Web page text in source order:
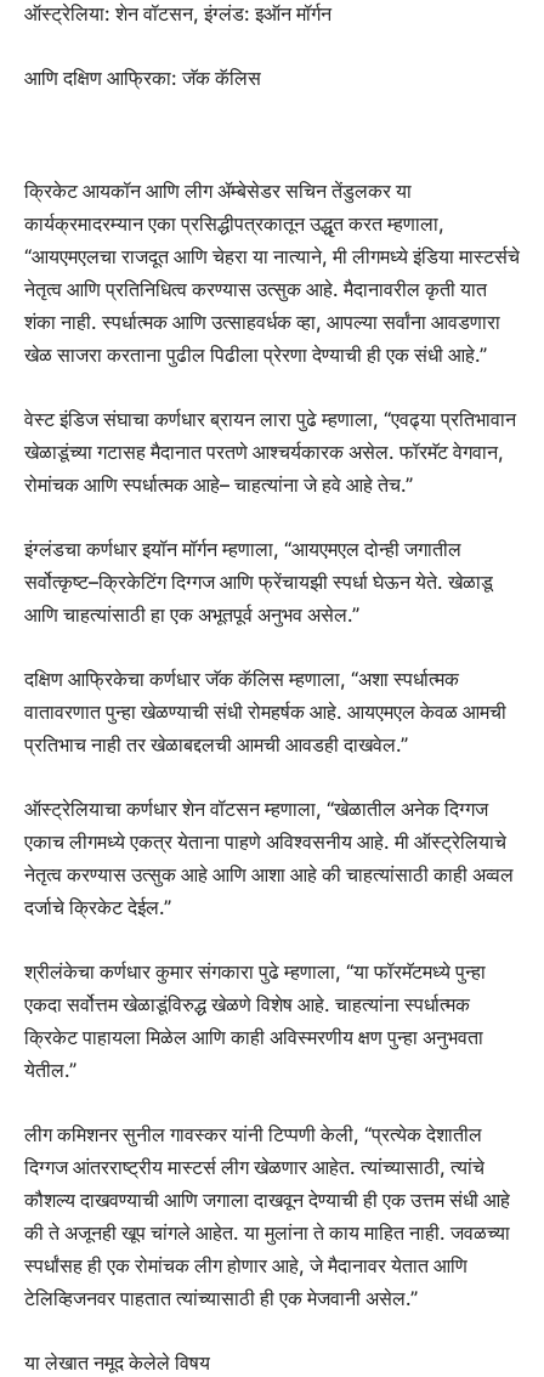
ऑस्ट्रेलिया: शेन वॉटसन, इंग्लंड: इऑन मॉर्गन
आणि दक्षिण आफ्रिका: जॅक कॅलिस
क्रिकेट आयकॉन आणि लीग ॲम्बेसेडर सचिन तेंडुलकर या
कार्यक्रमादरम्यान एका प्रसिद्धीपत्रकातून उद्धृत करत म्हणाला,
“आयएमएलचा राजदूत आणि चेहरा या नात्याने, मी लीगमध्ये इंडिया मास्टर्सचे
नेतृत्व आणि प्रतिनिधित्व करण्यास उत्सुक आहे. मैदानावरील कृती यात
शंका नाही. स्पर्धात्मक आणि उत्साहवर्धक व्हा, आपल्या सर्वांना आवडणारा
खेळ साजरा करताना पुढील पिढीला प्रेरणा देण्याची ही एक संधी आहे.”
वेस्ट इंडिज संघाचा कर्णधार ब्रायन लारा पुढे म्हणाला, “एवढ्या प्रतिभावान
खेळाडूंच्या गटासह मैदानात परतणे आश्चर्यकारक असेल. फॉरमॅट वेगवान,
रोमांचक आणि स्पर्धात्मक आहे– चाहत्यांना जे हवे आहे तेच.”
इंग्लंडचा कर्णधार इयॉन मॉर्गन म्हणाला, “आयएमएल दोन्ही जगातील
सर्वोत्कृष्ट–क्रिकेटिंग दिग्गज आणि फ्रेंचायझी स्पर्धा घेऊन येते. खेळाडू
आणि चाहत्यांसाठी हा एक अभूतपूर्व अनुभव असेल.”
दक्षिण आफ्रिकेचा कर्णधार जॅक कॅलिस म्हणाला, “अशा स्पर्धात्मक
वातावरणात पुन्हा खेळण्याची संधी रोमहर्षक आहे. आयएमएल केवळ आमची
प्रतिभाच नाही तर खेळाबद्दलची आमची आवडही दाखवेल.”
ऑस्ट्रेलियाचा कर्णधार शेन वॉटसन म्हणाला, “खेळातील अनेक दिग्गज
एकाच लीगमध्ये एकत्र येताना पाहणे अविश्वसनीय आहे. मी ऑस्ट्रेलियाचे
नेतृत्व करण्यास उत्सुक आहे आणि आशा आहे की चाहत्यांसाठी काही अव्वल
दर्जाचे क्रिकेट देईल.”
श्रीलंकेचा कर्णधार कुमार संगकारा पुढे म्हणाला, “या फॉरमॅटमध्ये पुन्हा
एकदा सर्वोत्तम खेळाडूंविरुद्ध खेळणे विशेष आहे. चाहत्यांना स्पर्धात्मक
क्रिकेट पाहायला मिळेल आणि काही अविस्मरणीय क्षण पुन्हा अनुभवता
येतील.”
लीग कमिशनर सुनील गावस्कर यांनी टिप्पणी केली, “प्रत्येक देशातील
दिग्गज आंतरराष्ट्रीय मास्टर्स लीग खेळणार आहेत. त्यांच्यासाठी, त्यांचे
कौशल्य दाखवण्याची आणि जगाला दाखवून देण्याची ही एक उत्तम संधी आहे
की ते अजूनही खूप चांगले आहेत. या मुलांना ते काय माहित नाही. जवळच्या
स्पर्धांसह ही एक रोमांचक लीग होणार आहे, जे मैदानावर येतात आणि
टेलिव्हिजनवर पाहतात त्यांच्यासाठी ही एक मेजवानी असेल.”
या लेखात नमूद केलेले विषय